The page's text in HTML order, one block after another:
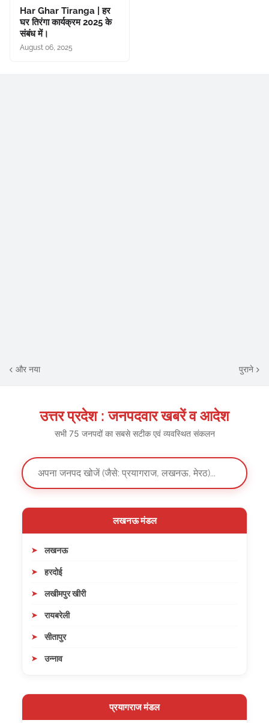
Har Ghar Tiranga | हर
घर तिरंगा कार्यक्रम 2025 के
संबंध में।
August 06, 2025
और नया पुराने
उत्तर प्रदेश : जनपदवार खबरें व आदेश
सभी 75 जनपदों का सबसे सटीक एवं व्यवस्थित संकलन
लखनऊ मंडल
लखनऊ
हरदोई
लखीमपुर खीरी
रायबरेली
सीतापुर
उन्नाव
प्रयागराज मंडल